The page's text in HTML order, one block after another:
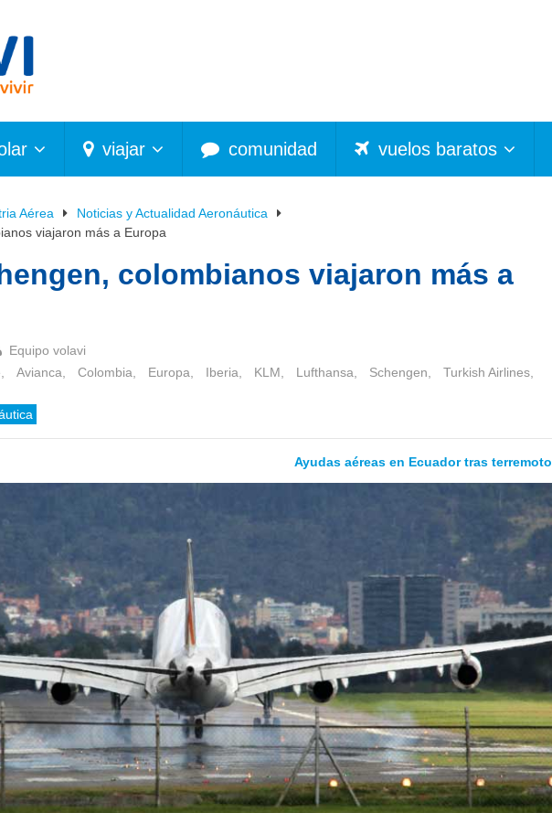
viajar comunidad vuelos baratos
Aérea
Noticias y Actualidad Aeronáutica
viajaron más a Europa
colombianos viajaron más a
Equipo volavi
Avianca Colombia Europa Iberia KLM Lufthansa Schengen Turkish Airlines
Ayudas aéreas en Ecuador tras terremoto